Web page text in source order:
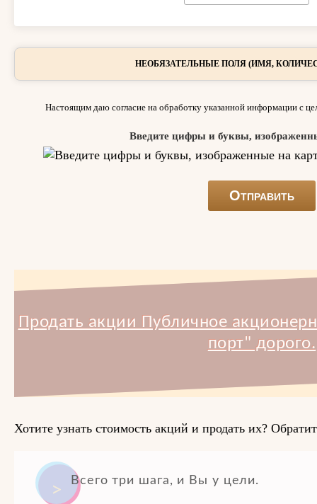
НЕОБЯЗАТЕЛЬНЫЕ ПОЛЯ (ИМЯ,
Настоящим даю согласие на обработку указанной информации с
Введите цифры и буквы,
Продать акции Публичное
порт" дорого.
Хотите узнать стоимость акций и продать их?
Всего три шага, и Вы у цели.